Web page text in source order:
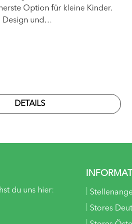
Option für kleine Kinder.
und
DETAILS
du uns hier:
Stores